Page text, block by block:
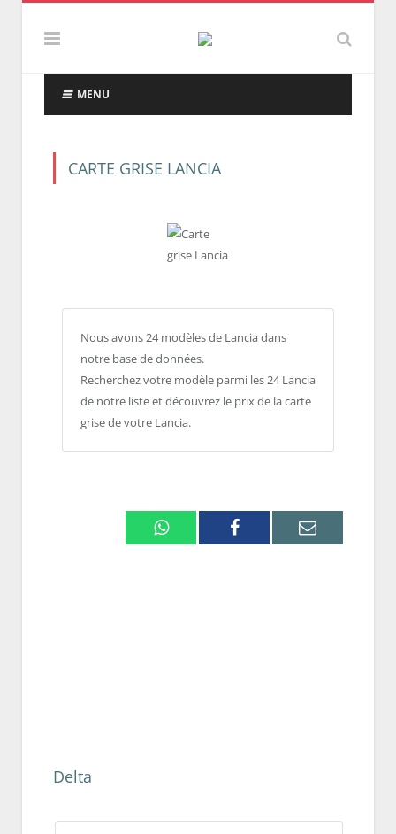
MENU
CARTE GRISE LANCIA
Nous avons 24 modèles de Lancia dans
notre base de données.
Recherchez votre modèle parmi les 24 Lancia
de notre liste et découvrez le prix de la carte
grise de votre Lancia.
WhatsappFacebook Email
Delta